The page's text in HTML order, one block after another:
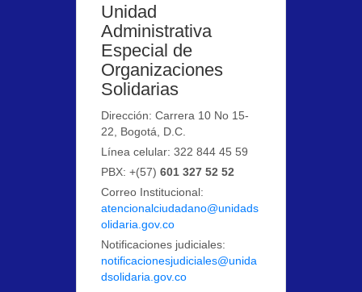
Unidad
Administrativa
Especial de
Organizaciones
Solidarias
Dirección: Carrera 10 No 15-
22, Bogotá, D.C.
Línea celular: 322 844 45 59
PBX: +(57)601 327 52 52
Correo Institucional:
atencionalciudadano@unidads
olidaria.gov.co
Notificaciones judiciales:
notificacionesjudiciales@unida
dsolidaria.gov.co